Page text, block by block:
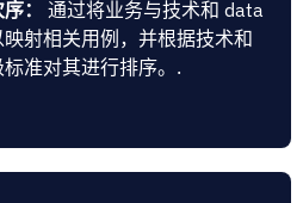
：
通过将业务与技术和 data
射相关用例，并根据技术和
准对其进行排序。.